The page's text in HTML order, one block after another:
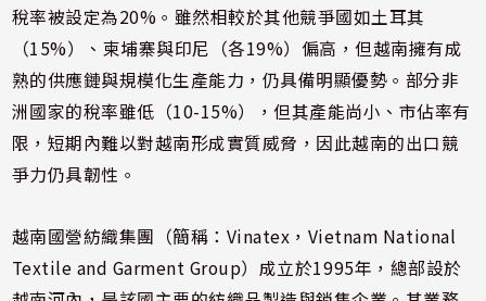
稅率被設定為20%。雖然相較於其他競爭國如土耳其
（15%）、柬埔寨與印尼（各19%）偏高，但越南擁有成
熟的供應鏈與規模化生產能力，仍具備明顯優勢。部分非
洲國家的稅率雖低（10-15%），但其產能尚小、市佔率有
限，短期內難以對越南形成實質威脅，因此越南的出口競
爭力仍具韌性。
越南國營紡織集團（簡稱：Vinatex，Vietnam National
Textile and Garment Group）成立於1995年，總部設於